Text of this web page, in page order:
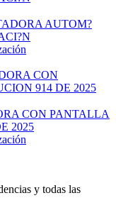
AUTOM?
CON PANTALLA
2025
y todas las